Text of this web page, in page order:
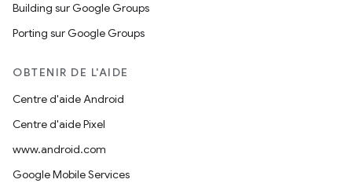
Building sur Google Groups
Porting sur Google Groups
OBTENIR DE L'AIDE
Centre d'aide Android
Centre d'aide Pixel
www.android.com
Google Mobile Services